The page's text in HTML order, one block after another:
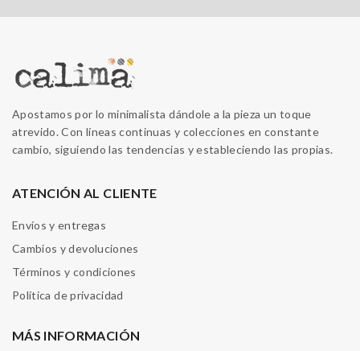
Apostamos por lo minimalista dándole a la pieza un toque
atrevido. Con líneas continuas y colecciones en constante
cambio, siguiendo las tendencias y estableciendo las propias.
ATENCIÓN AL CLIENTE
Envíos y entregas
Cambios y devoluciones
Términos y condiciones
Política de privacidad
MÁS INFORMACIÓN